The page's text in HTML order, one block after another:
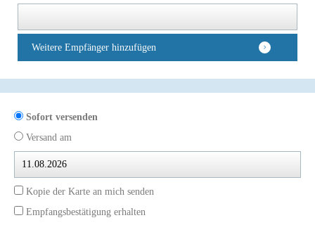
Weitere Empfänger hinzufügen
Sofort versenden
Versand am
Kopie der Karte an mich senden
Empfangsbestätigung erhalten